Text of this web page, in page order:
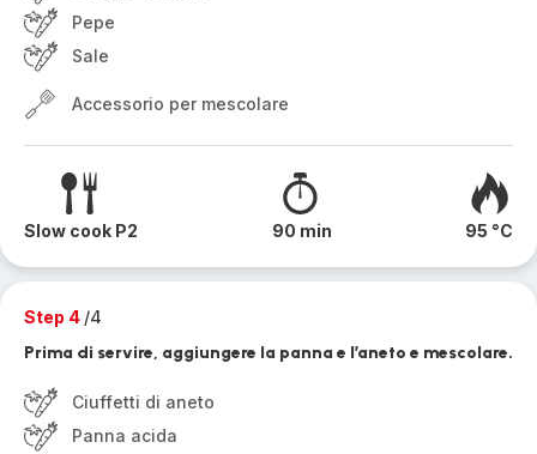
Pepe
Sale
Accessorio per mescolare
Slow cook P2 90 min 95 °C
Step 4 /4
Prima di servire, aggiungere la panna e l’aneto e mescolare.
Ciuffetti di aneto
Panna acida